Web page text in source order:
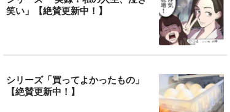
笑い」【絶賛更新中！】
シリーズ「買ってよかったもの」
【絶賛更新中！】